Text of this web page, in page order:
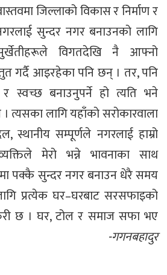
जिल्लाको विकास र निर्माण र
सुन्दर नगर बनाउनको लागि
विगतदेखि नै आफ्नो
गर्दै आइरहेका पनि छन् । तर, पनि
स्वच्छ बनाउनुपर्ने हो त्यति भने
लागि यहाँको सरोकारवाला
स्थानीय सम्पूर्णले नगरलाई हाम्रो
मेरो भन्ने भावनाका साथ
पक्कै सुन्दर नगर बनाउन धेरै समय
प्रत्येक घर–घरबाट सरसफाइको
छ । घर, टोल र समाज सफा भए
हुन्छ ।
-गगनबहादुर